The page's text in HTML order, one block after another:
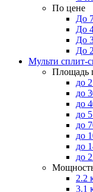
По цене
До
До
До
До
Мульти сплит-
Площадь
до
до
до
до
до
до
до
до
2.2
3.1